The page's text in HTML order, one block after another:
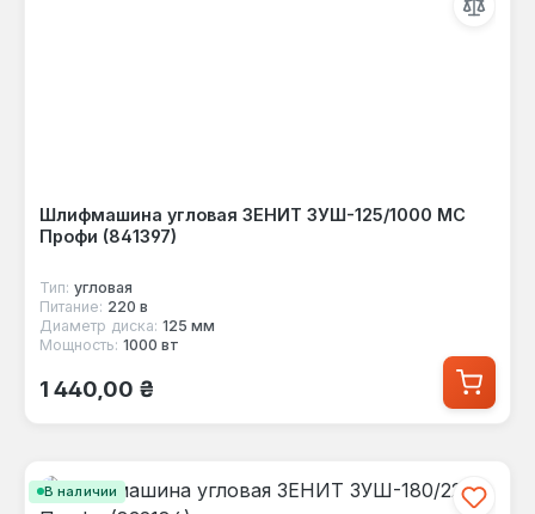
Шлифмашина угловая ЗЕНИТ ЗУШ-125/1000 МС
Профи (841397)
Тип: угловая
Питание: 220 в
Диаметр диска: 125 мм
Мощность: 1000 вт
Обычная цена:
1 440,00 ₴
В наличии